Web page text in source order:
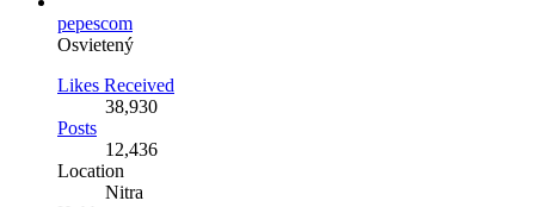
pepescom
Osvietený
Likes Received
38,930
Posts
12,436
Location
Nitra